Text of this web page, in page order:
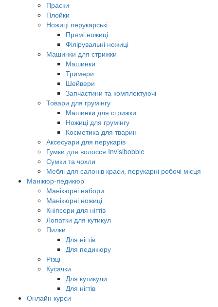
Праски
Плойки
Ножиці перукарські
Прямі ножиці
Філірувальні ножиці
Машинки для стрижки
Машинки
Тримери
Шейвери
Запчастини та комплектуючі
Товари для грумінгу
Машинки для стрижки
Ножиці для грумінгу
Косметика для тварин
Аксесуари для перукарів
Гумки для волосся Invisibobble
Сумки та чохли
Меблі для салонів краси, перукарні робочі місця
Манікюр-педикюр
Манікюрні набори
Манікюрні ножиці
Кніпсери для нігтів
Лопатки для кутикул
Пилки
Для нігтів
Для педикюру
Різці
Кусачки
Для кутикули
Для нігтів
Онлайн курси